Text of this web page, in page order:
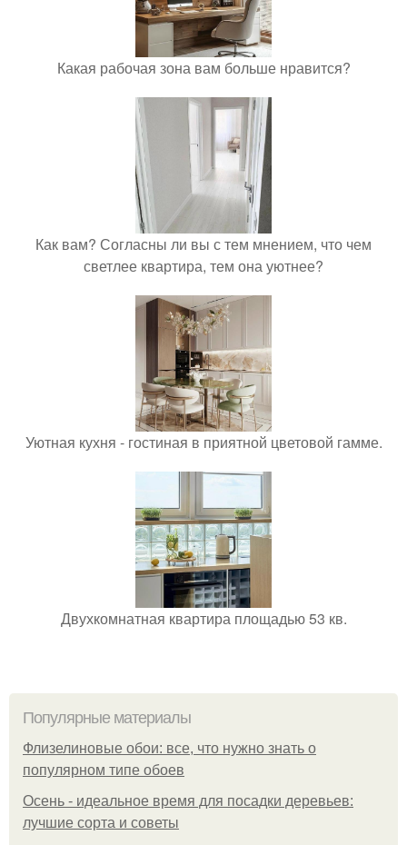
Какая рабочая зона вам больше нравится?
Как вам? Согласны ли вы с тем мнением, что чем
светлее квартира, тем она уютнее?
Уютная кухня - гостиная в приятной цветовой гамме.
Двухкомнатная квартира площадью 53 кв.
Популярные материалы
Флизелиновые обои: все, что нужно знать о
популярном типе обоев
Осень - идеальное время для посадки деревьев:
лучшие сорта и советы